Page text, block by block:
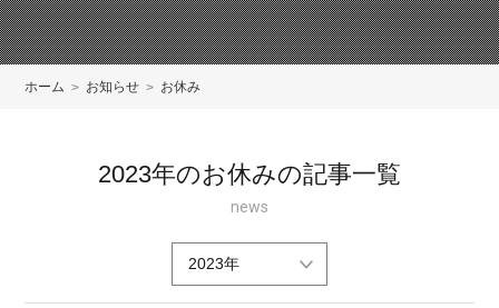
ホーム お知らせ お休み
2023年のお休みの記事一覧
news
2023年